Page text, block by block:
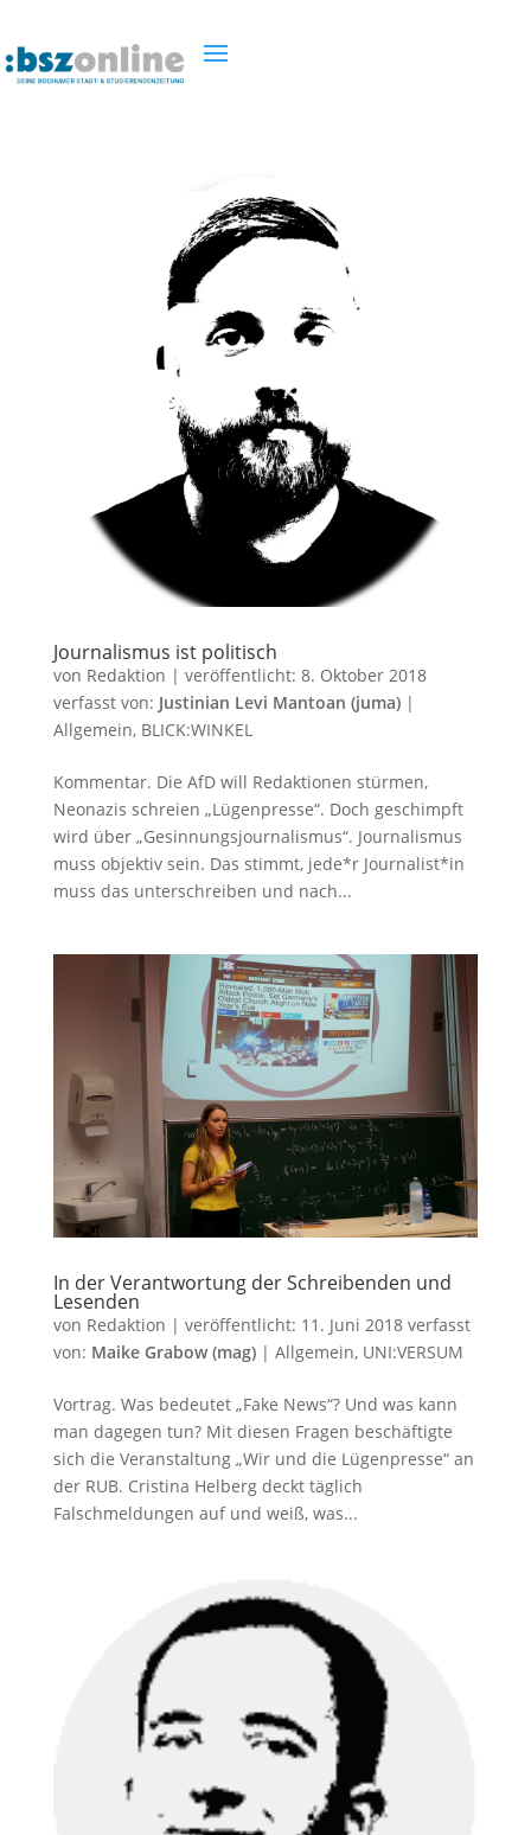
Journalismus ist politisch
von Redaktion | veröffentlicht: 8. Oktober 2018
verfasst von: Justinian Levi Mantoan (juma)|
Allgemein, BLICK:WINKEL
Kommentar. Die AfD will Redaktionen stürmen,
Neonazis schreien „Lügenpresse“. Doch geschimpft
wird über „Gesinnungsjournalismus“. Journalismus
muss objektiv sein. Das stimmt, jede*r Journalist*in
muss das unterschreiben und nach...
In der Verantwortung der Schreibenden und
Lesenden
von Redaktion | veröffentlicht: 11. Juni 2018verfasst
von: Maike Grabow (mag)| Allgemein, UNI:VERSUM
Vortrag. Was bedeutet „Fake News“? Und was kann
man dagegen tun? Mit diesen Fragen beschäftigte
sich die Veranstaltung „Wir und die Lügenpresse“ an
der RUB. Cristina Helberg deckt täglich
Falschmeldungen auf und weiß, was...